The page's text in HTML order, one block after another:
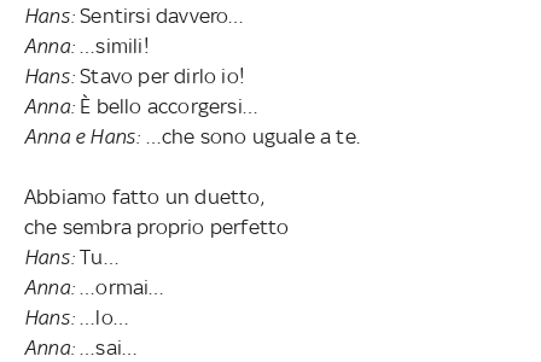
Hans:Sentirsi davvero…
Anna:…simili!
Hans:Stavo per dirlo io!
Anna:È bello accorgersi…
Anna e Hans: …che sono uguale a te.
Abbiamo fatto un duetto,
che sembra proprio perfetto
Hans:Tu…
Anna:…ormai…
Hans:…lo…
Anna:…sai…